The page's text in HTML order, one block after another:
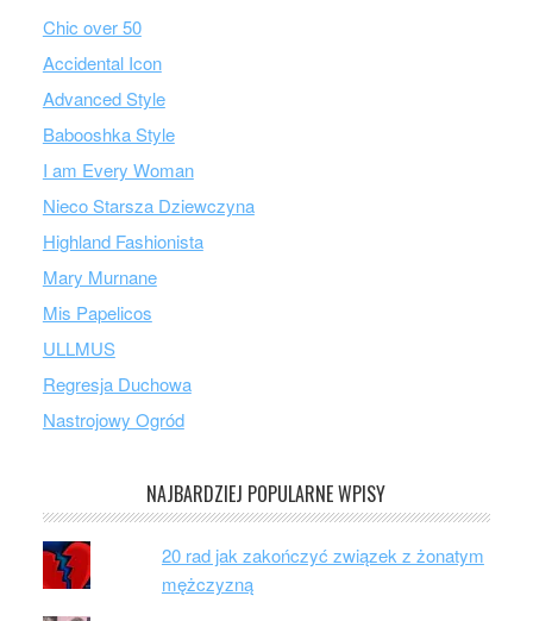
Chic over 50
Accidental Icon
Advanced Style
Babooshka Style
I am Every Woman
Nieco Starsza Dziewczyna
Highland Fashionista
Mary Murnane
Mis Papelicos
ULLMUS
Regresja Duchowa
Nastrojowy Ogród
NAJBARDZIEJ POPULARNE WPISY
20 rad jak zakończyć związek z żonatym
mężczyzną